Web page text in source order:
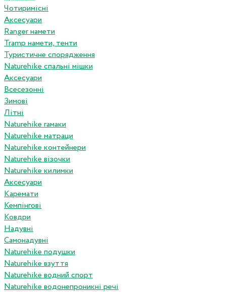
Чотиримісні
Аксесуари
Ranger намети
Tramp намети, тенти
Туристичне спорядження
Naturehike спальні мішки
Аксесуари
Всесезонні
Зимові
Літні
Naturehike гамаки
Naturehike матраци
Naturehike контейнери
Naturehike візочки
Naturehike килимки
Аксесуари
Каремати
Кемпінгові
Ковдри
Надувні
Самонадувні
Naturehike подушки
Naturehike взуття
Naturehike водний спорт
Naturehike водонепроникні речі